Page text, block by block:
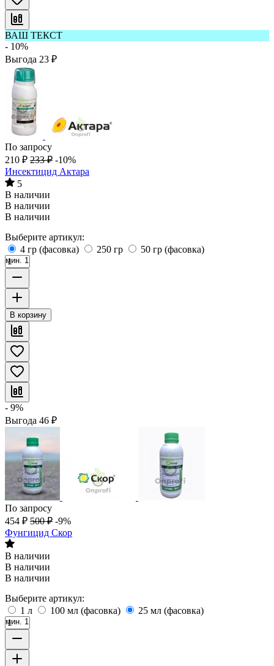
ВАШ ТЕКСТ
- 10%
Выгода 23 ₽
По запросу
210 ₽ 233 ₽ -10%
Инсектицид Актара
5
В наличии
В наличии
В наличии
Выберите артикул:
4 гр (фасовка)
250 гр 50 гр (фасовка)
мин. 1
В корзину
- 9%
Выгода 46 ₽
По запросу
454 ₽ 500 ₽ -9%
Фунгицид Скор
В наличии
В наличии
В наличии
Выберите артикул:
1 л
100 мл (фасовка) 25 мл (фасовка)
мин. 1